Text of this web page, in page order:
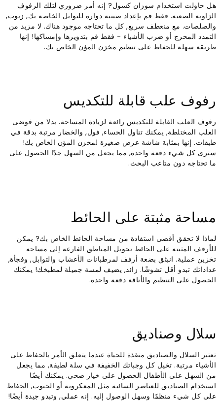
هل حاولت استخدام سوزان كسول? إنه أمر ضروري لتلك الرفوف
الزاوية الصعبة. فقط قم بإعداد صينية دوارة للتوابل الخاصة بك, زيوت,
والصلصات. مع منعطف سريع, كل ما تحتاجه موجود هناك. لا مزيد من
التمدد المحرج أو ضرب الأشياء - فقط قم بتدويرها وإمساكها! إنها
طريقة سهلة للحفاظ على تنظيم مخزن المؤن الخاص بك.
رفوف علب قابلة للتكديس
رفوف العلب القابلة للتكديس رائعة لزيادة المساحة. بدلا من فوضى
العلب المختلطة, يمكنك تناول الحساء, فول, والخضار مرتبة بدقة في
طبقات. إنها بمثابة شاشة عرض صغيرة لمخزن المؤن الخاص بك!
سترى كل شيء دفعة واحدة, مما يجعل من السهل جدًا الحصول على
ما تحتاجه دون متاعب البحث.
مساحة مثبتة على الحائط
لماذا لا تحقق أقصى استفادة من مساحة الحائط الخاص بك? يمكن
للأرفف المثبتة على الحائط تحويل المناطق الفارغة إلى مساحة
تخزين عملية. انبثق بضعة أرفف لمرطبانات الأعشاب والتوابل, وفجأة,
عداداتك تبدو أقل تشوشًا. زائد, يضيف لمسة جميلة لمطبخك! يمكنك
الحصول على التنظيم والأناقة دفعة واحدة.
سلال وصناديق
تعتبر السلال والصناديق منقذة للحياة عندما يتعلق الأمر بالحفاظ على
الأشياء مرتبة. تخيل كل وجباتك الخفيفة في سلة لطيفة, مما يجعل
من السهل على الأطفال الحصول على خيار صحي. يمكنك أيضًا
استخدام الصناديق للعناصر السائبة مثل المعكرونة أو الحبوب, الحفاظ
على كل شيء منظمًا وسهل الوصول إليه. إنه عملي, وتبدو جيدة أيضًا!